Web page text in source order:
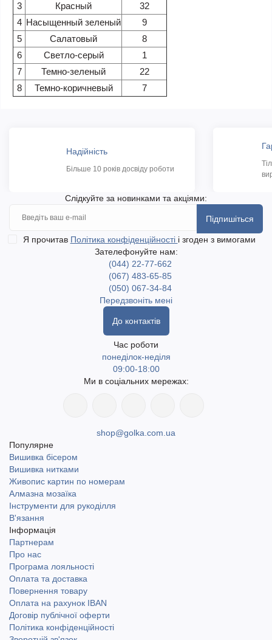
3
Красный
32
4 Насыщенный зеленый
9
5
Салатовый
8
6
Светло-серый
1
7
Темно-зеленый
22
8
Темно-коричневый 7
Надійність
Більше 10 років досвіду роботи
Слідкуйте за новинками та акціями:
Підпишіться
Я прочитав Політика конфіденційності і згоден з вимогами
Зателефонуйте нам:
(044) 22-77-662
(067) 483-65-85
(050) 067-34-84
Передзвоніть мені
До контактів
Час роботи
понеділок-неділя
09:00-18:00
Ми в соціальних мережах:
shop@golka.com.ua
Популярне
Вишивка бісером
Вишивка нитками
Живопис картин по номерам
Алмазна мозаїка
Інструменти для рукоділля
В'язання
Інформація
Партнерам
Про нас
Програма лояльності
Оплата та доставка
Повернення товару
Оплата на рахунок IBAN
Договір публічної оферти
Політика конфіденційності